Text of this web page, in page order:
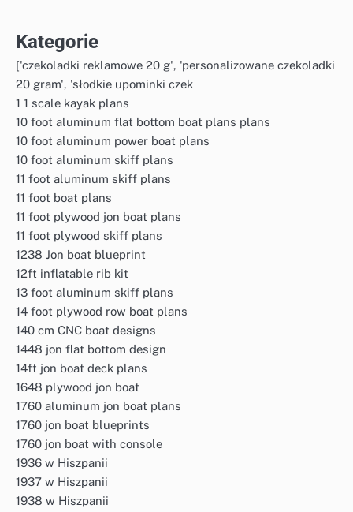
Kategorie
['czekoladki reklamowe 20 g', 'personalizowane czekoladki
20 gram', 'słodkie upominki czek
1 1 scale kayak plans
10 foot aluminum flat bottom boat plans plans
10 foot aluminum power boat plans
10 foot aluminum skiff plans
11 foot aluminum skiff plans
11 foot boat plans
11 foot plywood jon boat plans
11 foot plywood skiff plans
1238 Jon boat blueprint
12ft inflatable rib kit
13 foot aluminum skiff plans
14 foot plywood row boat plans
140 cm CNC boat designs
1448 jon flat bottom design
14ft jon boat deck plans
1648 plywood jon boat
1760 aluminum jon boat plans
1760 jon boat blueprints
1760 jon boat with console
1936 w Hiszpanii
1937 w Hiszpanii
1938 w Hiszpanii